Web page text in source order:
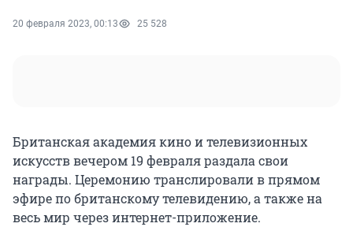
20 февраля 2023, 00:13 25 528
Британская академия кино и телевизионных
искусств вечером 19 февраля раздала свои
награды. Церемонию транслировали в прямом
эфире по британскому телевидению, а также на
весь мир через интернет-приложение.